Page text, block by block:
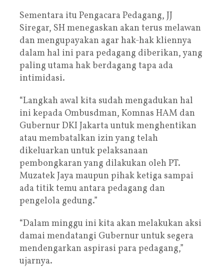
Sementara itu Pengacara Pedagang, JJ
Siregar, SH menegaskan akan terus melawan
dan mengupayakan agar hak-hak kliennya
dalam hal ini para pedagang diberikan, yang
paling utama hak berdagang tapa ada
intimidasi.
“Langkah awal kita sudah mengadukan hal
ini kepada Ombusdman, Komnas HAM dan
Gubernur DKI Jakarta untuk menghentikan
atau membatalkan izin yang telah
dikeluarkan untuk pelaksanaan
pembongkaran yang dilakukan oleh PT.
Muzatek Jaya maupun pihak ketiga sampai
ada titik temu antara pedagang dan
pengelola gedung.”
“Dalam minggu ini kita akan melakukan aksi
damai mendatangi Gubernur untuk segera
mendengarkan aspirasi para pedagang,”
ujarnya.